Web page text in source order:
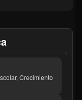
Crecimiento